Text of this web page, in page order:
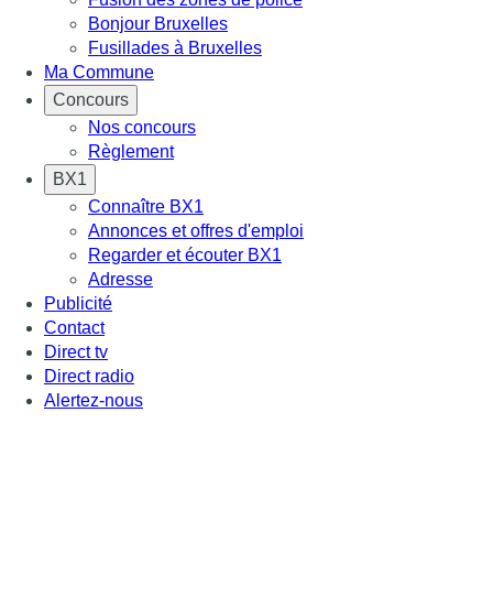
Bonjour Bruxelles
Fusillades à Bruxelles
Ma Commune
Concours
Nos concours
Règlement
BX1
Connaître BX1
Annonces et offres d'emploi
Regarder et écouter BX1
Adresse
Publicité
Contact
Direct tv
Direct radio
Alertez-nous